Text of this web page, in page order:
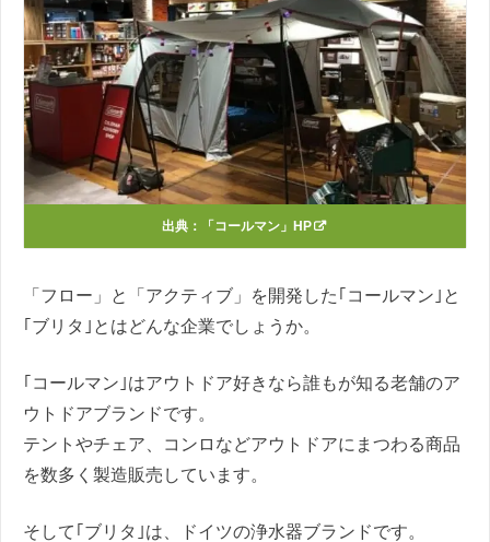
出典： 「コールマン」HP
「フロー」と「アクティブ」を開発した｢コールマン｣と
｢ブリタ｣とはどんな企業でしょうか。
｢コールマン｣はアウトドア好きなら誰もが知る老舗のア
ウトドアブランドです。
テントやチェア、コンロなどアウトドアにまつわる商品
を数多く製造販売しています。
そして｢ブリタ｣は、ドイツの浄水器ブランドです。